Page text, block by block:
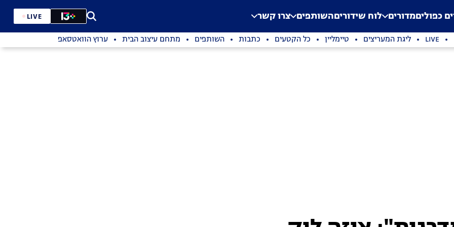
Application error: a
. כפוליםמדורים לוח שידוריםהשותפים צרו קשר LIVE
LIVE ליגת המעריצים טיימליין כל הקטעים כתבות השותפים מתחם עיצוב הבית ערוץ הוואטסאפ